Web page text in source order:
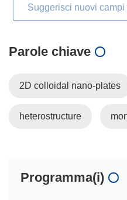
Suggerisci nuovi campi
Parole chiave
2D colloidal nano-plates
heterostructure
Programma(i)